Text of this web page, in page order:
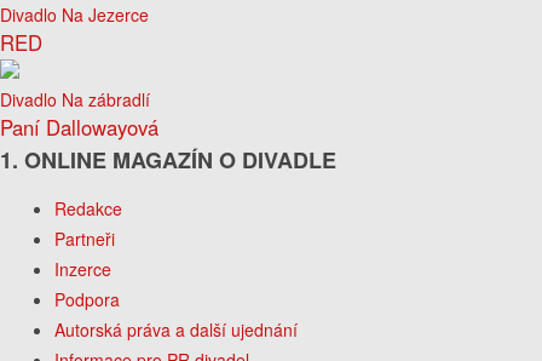
Divadlo Na Jezerce
RED
Divadlo Na zábradlí
Paní Dallowayová
1. ONLINE MAGAZÍN O DIVADLE
Redakce
Partneři
Inzerce
Podpora
Autorská práva a další ujednání